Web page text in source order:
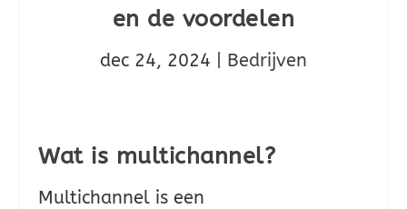
en de voordelen
dec 24, 2024 Bedrijven
Wat is multichannel?
Multichannel is een